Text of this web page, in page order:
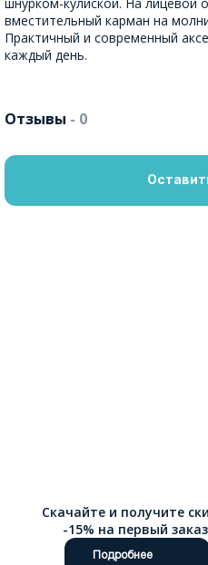
шнурком-кулиской. На лицевой
вместительный карман на
Практичный и современный
каждый день.
Отзывы - 0
Скачайте и получите
-15% на первый
Подробнее